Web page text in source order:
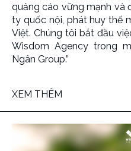
quảng cáo vững mạnh và
ty quốc nội, phát huy thế
Việt. Chúng tôi bắt đầu
Wisdom Agency trong
Ngân Group.”
XEM THÊM